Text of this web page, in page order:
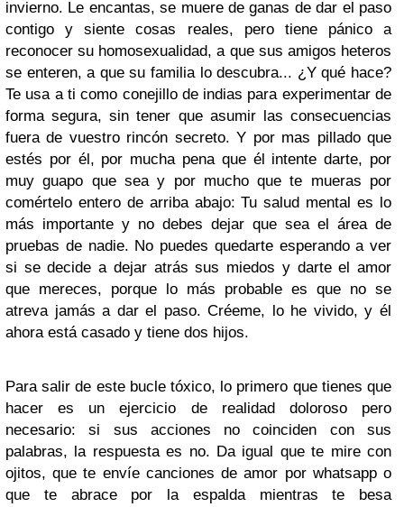
invierno. Le encantas, se muere de ganas de dar el paso
contigo y siente cosas reales, pero tiene pánico a
reconocer su homosexualidad, a que sus amigos heteros
se enteren, a que su familia lo descubra... ¿Y qué hace?
Te usa a ti como conejillo de indias para experimentar de
forma segura, sin tener que asumir las consecuencias
fuera de vuestro rincón secreto. Y por mas pillado que
estés por él, por mucha pena que él intente darte, por
muy guapo que sea y por mucho que te mueras por
comértelo entero de arriba abajo: Tu salud mental es lo
más importante y no debes dejar que sea el área de
pruebas de nadie. No puedes quedarte esperando a ver
si se decide a dejar atrás sus miedos y darte el amor
que mereces, porque lo más probable es que no se
atreva jamás a dar el paso. Créeme, lo he vivido, y él
ahora está casado y tiene dos hijos.
Para salir de este bucle tóxico, lo primero que tienes que
hacer es un ejercicio de realidad doloroso pero
necesario: si sus acciones no coinciden con sus
palabras, la respuesta es no. Da igual que te mire con
ojitos, que te envíe canciones de amor por whatsapp o
que te abrace por la espalda mientras te besa